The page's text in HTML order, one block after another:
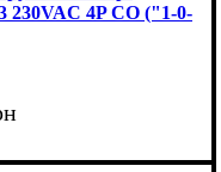
230VAC 4P CO ("1-0-
нагрузки
А: 63
: 4 kA: 3,5